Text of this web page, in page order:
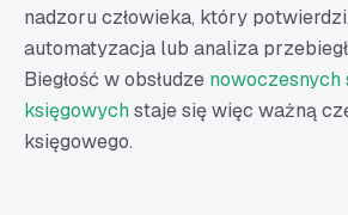
nadzoru człowieka, który
automatyzacja lub analiza
Biegłość w obsłudze
księgowychstaje się więc ważną
księgowego.